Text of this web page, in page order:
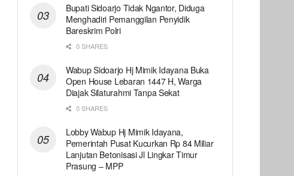
Bupati Sidoarjo Tidak Ngantor, Diduga
Menghadiri Pemanggilan Penyidik
Bareskrim Polri
0 SHARES
Wabup Sidoarjo Hj Mimik Idayana Buka
Open House Lebaran 1447 H, Warga
Diajak Silaturahmi Tanpa Sekat
0 SHARES
Lobby Wabup Hj Mimik Idayana,
Pemerintah Pusat Kucurkan Rp 84 Miliar
Lanjutan Betonisasi Jl Lingkar Timur
Prasung – MPP